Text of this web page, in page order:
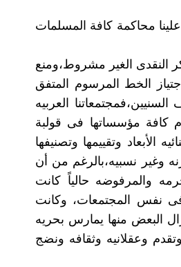
محاكمة كافة المسلمات
النقدى الغير مشروط،ومنع
الخط المرسوم المتفق
العربيه
كافة مؤسساتها فى قولبة
الأبعاد وتقييمها وتصنيفها
وغير نسبيه،بالرغم من أن
والمرفوضه حالياً كانت
نفس المجتمعات، وكانت
البعض منها يمارس بحريه
وعقلانيه وثقافه ونضج